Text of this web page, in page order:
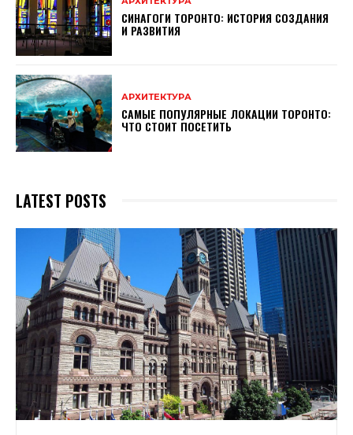
СИНАГОГИ ТОРОНТО: ИСТОРИЯ СОЗДАНИЯ
И РАЗВИТИЯ
АРХИТЕКТУРА
САМЫЕ ПОПУЛЯРНЫЕ ЛОКАЦИИ ТОРОНТО:
ЧТО СТОИТ ПОСЕТИТЬ
LATEST POSTS